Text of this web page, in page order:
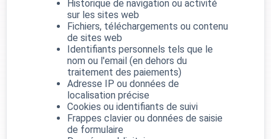
Historique de navigation ou activité
sur les sites web
Fichiers, téléchargements ou contenu
de sites web
Identifiants personnels tels que le
nom ou l'email (en dehors du
traitement des paiements)
Adresse IP ou données de
localisation précise
Cookies ou identifiants de suivi
Frappes clavier ou données de saisie
de formulaire